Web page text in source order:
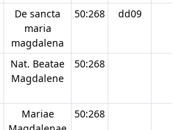
De sancta
maria
magdalena
50:268 dd09
Nat. Beatae
Magdalene
50:268
Mariae
50:268